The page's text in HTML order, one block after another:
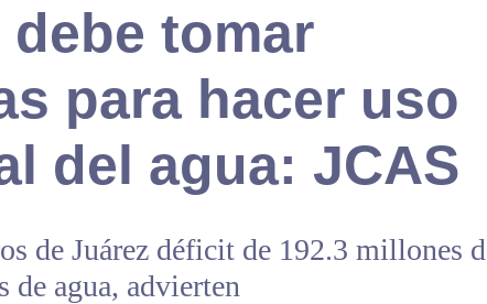
debe tomar
para hacer uso
del agua: JCAS
de Juárez déficit de 192.3 millones
de agua, advierten